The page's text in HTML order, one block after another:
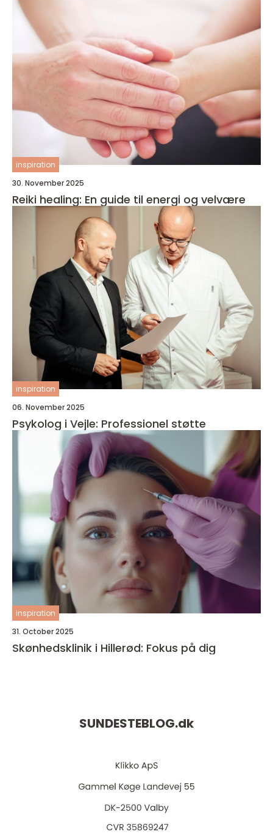
inspiration
30. November 2025
Reiki healing: En guide til energi og velvære
inspiration
06. November 2025
Psykolog i Vejle: Professionel støtte
inspiration
31. October 2025
Skønhedsklinik i Hillerød: Fokus på dig
SUNDESTEBLOG.dk